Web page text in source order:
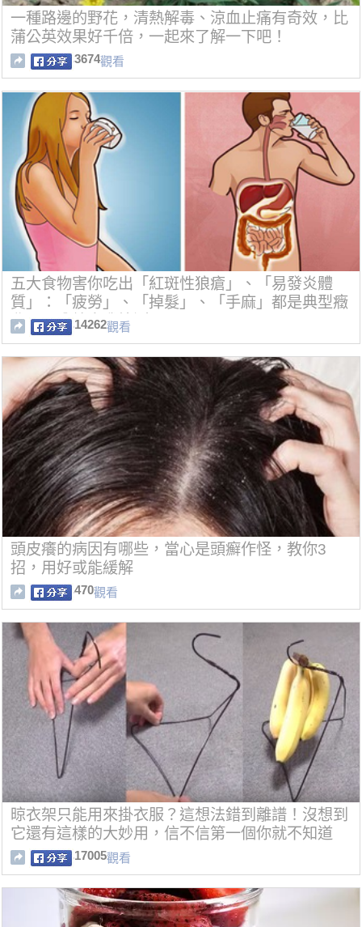
一種路邊的野花，清熱解毒、涼血止痛有奇效，比
蒲公英效果好千倍，一起來了解一下吧！
3674觀看
五大食物害你吃出「紅斑性狼瘡」、「易發炎體
質」：「疲勞」、「掉髮」、「手麻」都是典型癥
兆，一分鐘自我檢測！
14262觀看
頭皮癢的病因有哪些，當心是頭癬作怪，教你3
招，用好或能緩解
470觀看
晾衣架只能用來掛衣服？這想法錯到離譜！沒想到
它還有這樣的大妙用，信不信第一個你就不知道
了！？
17005觀看